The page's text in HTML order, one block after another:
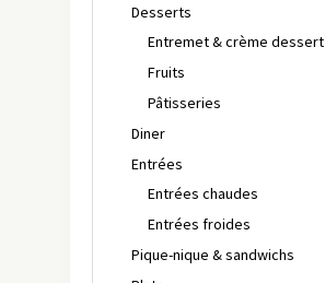
Desserts
Entremet & crème dessert
Fruits
Pâtisseries
Diner
Entrées
Entrées chaudes
Entrées froides
Pique-nique & sandwichs